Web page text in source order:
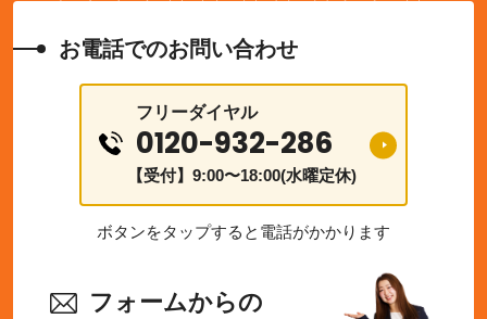
お電話でのお問い合わせ
フリーダイヤル
0120-932-286
【受付】9:00〜18:00(水曜定休)
ボタンをタップすると電話がかかります
フォームからの